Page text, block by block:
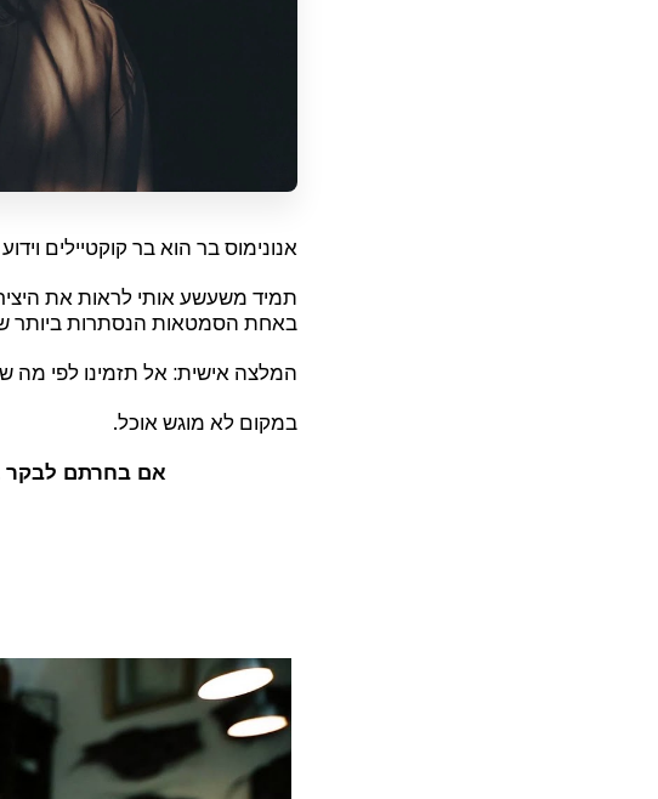
אנונימוס בר הוא בר קוקטיילים
תמיד משעשע אותי לראות את
באחת הסמטאות הנסתרות ביותר
המלצה אישית: אל תזמינו לפי מה
במקום לא מוגש אוכל.
אם בחרתם לבקר